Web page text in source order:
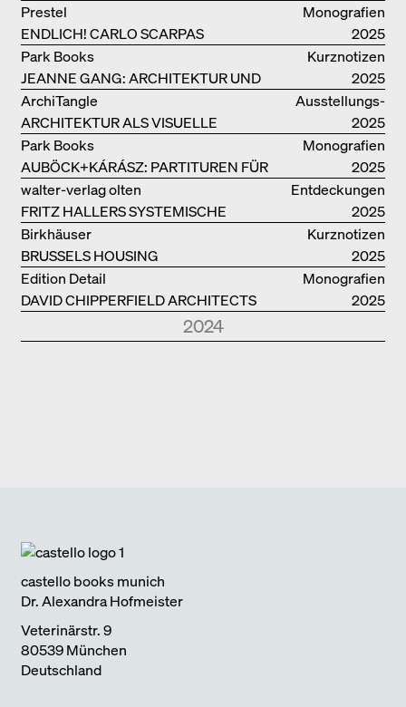
Monografien
ENDLICH! CARLO SCARPAS
GESAMTWERK
Prestel
2025
Kurznotizen
JEANNE GANG: ARCHITEKTUR UND
DIE KUNST DES PFROPFENS
Park Books
2025
Ausstellungs­
kataloge
ARCHITEKTUR ALS VISUELLE
INVESTIGATION
ArchiTangle
2025
Monografien
AUBÖCK+KÁRÁSZ: PARTITUREN FÜR
OFFENE RÄUME
Park Books
2025
Entdeckungen
FRITZ HALLERS SYSTEMISCHE
STADTUTOPIE
walter-verlag olten
2025
Kurznotizen
BRUSSELS HOUSING
Birkhäuser
2025
Monografien
DAVID CHIPPERFIELD ARCHITECTS
Edition Detail
2025
2024
ARCHITEKTUR UND KLIMAWANDEL
castello books munich
Dr. Alexandra Hofmeister
Veterinärstr. 9
80539 München
Deutschland